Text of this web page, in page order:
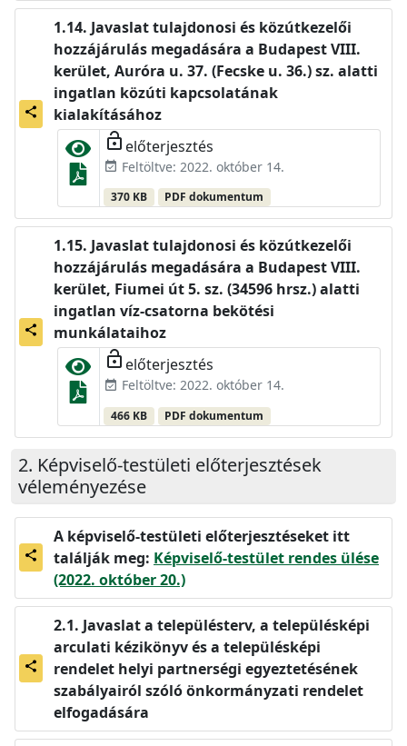
share
Javaslat tulajdonosi és közútkezelői
hozzájárulás megadására a Budapest VIII.
kerület, Auróra u. 37. (Fecske u. 36.) sz. alatti
ingatlan közúti kapcsolatának
kialakításához
lock_open előterjesztés
event_available Feltöltve: 2022. október 14.
370 KB PDF dokumentum
share
Javaslat tulajdonosi és közútkezelői
hozzájárulás megadására a Budapest VIII.
kerület, Fiumei út 5. sz. (34596 hrsz.) alatti
ingatlan víz-csatorna bekötési
munkálataihoz
lock_open előterjesztés
event_available Feltöltve: 2022. október 14.
466 KB PDF dokumentum
Képviselő-testületi előterjesztések
véleményezése
share
A képviselő-testületi előterjesztéseket itt
találják meg: Képviselő-testület rendes ülése
(2022. október 20.)
share
Javaslat a településterv, a településképi
arculati kézikönyv és a településképi
rendelet helyi partnerségi egyeztetésének
szabályairól szóló önkormányzati rendelet
elfogadására